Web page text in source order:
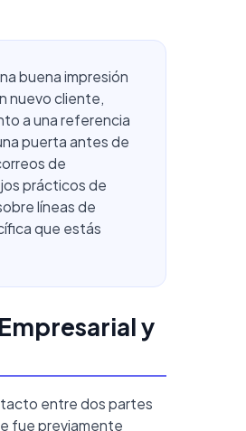
buena impresión
nuevo cliente,
a una referencia
puerta antes de
de
prácticos de
líneas de
que estás
y
entre dos partes
fue previamente